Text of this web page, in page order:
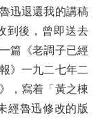
迅退還我的講稿
到後，曾即送去
篇《老調子已經
》一九二七年二
，寫着「黃之棟
經魯迅修改的版